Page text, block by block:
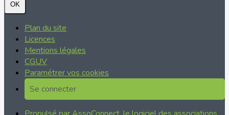
OK
Plan du site
Licences
Mentions légales
CGUV
Paramétrer vos cookies
Se connecter